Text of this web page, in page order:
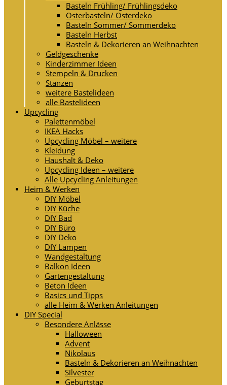
Basteln Frühling/ Frühlingsdeko
Osterbasteln/ Osterdeko
Basteln Sommer/ Sommerdeko
Basteln Herbst
Basteln & Dekorieren an Weihnachten
Geldgeschenke
Kinderzimmer Ideen
Stempeln & Drucken
Stanzen
weitere Bastelideen
alle Bastelideen
Upcycling
Palettenmöbel
IKEA Hacks
Upcycling Möbel – weitere
Kleidung
Haushalt & Deko
Upcycling Ideen – weitere
Alle Upcycling Anleitungen
Heim & Werken
DIY Möbel
DIY Küche
DIY Bad
DIY Büro
DIY Deko
DIY Lampen
Wandgestaltung
Balkon Ideen
Gartengestaltung
Beton Ideen
Basics und Tipps
alle Heim & Werken Anleitungen
DIY Special
Besondere Anlässe
Halloween
Advent
Nikolaus
Basteln & Dekorieren an Weihnachten
Silvester
Geburtstag